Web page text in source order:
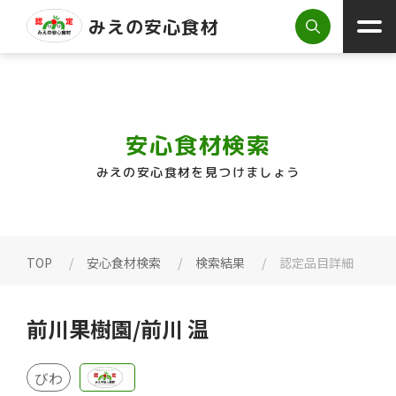
みえの安心食材
安心食材検索
みえの安心食材を見つけましょう
TOP 安心食材検索 検索結果 認定品目詳細
前川果樹園/前川 温
びわ